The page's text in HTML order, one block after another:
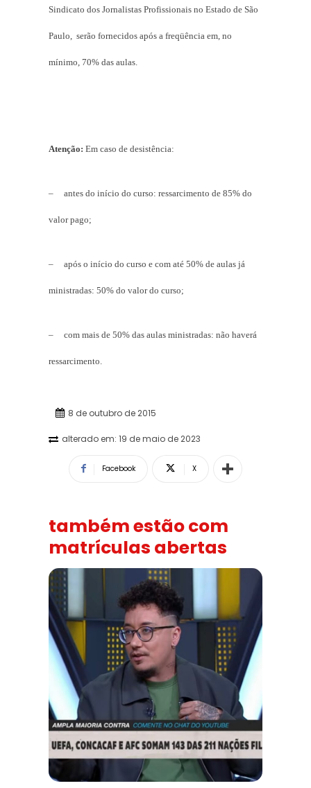
Sindicato dos Jornalistas Profissionais no Estado de São
Paulo, serão fornecidos após a freqüência em, no
mínimo, 70% das aulas.
Atenção: Em caso de desistência:
– antes do início do curso: ressarcimento de 85% do
valor pago;
– após o início do curso e com até 50% de aulas já
ministradas: 50% do valor do curso;
– com mais de 50% das aulas ministradas: não haverá
ressarcimento.
8 de outubro de 2015
alterado em: 19 de maio de 2023
Facebook X
também estão com
matrículas abertas
Solidariedade ao jornalista Caê Vasconcelos e repúdio